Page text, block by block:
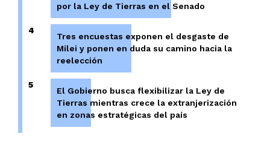
por la Ley de Tierras en el Senado
4
Tres encuestas exponen el desgaste de
Milei y ponen en duda su camino hacia la
reelección
5
El Gobierno busca flexibilizar la Ley de
Tierras mientras crece la extranjerización
en zonas estratégicas del país